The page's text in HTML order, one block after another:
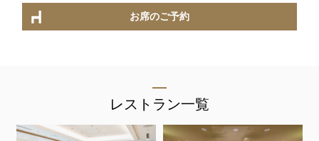
お席のご予約
レストラン一覧